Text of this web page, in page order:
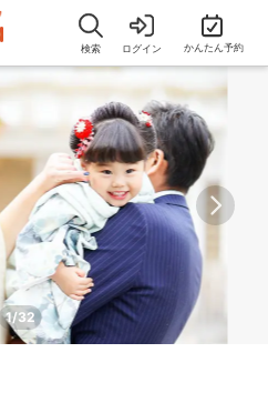
検索 ログイン かんたん予約
1/32